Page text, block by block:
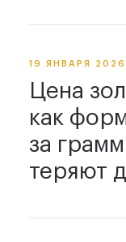
19 ЯНВАРЯ 2026
Цена
как
за
теряют